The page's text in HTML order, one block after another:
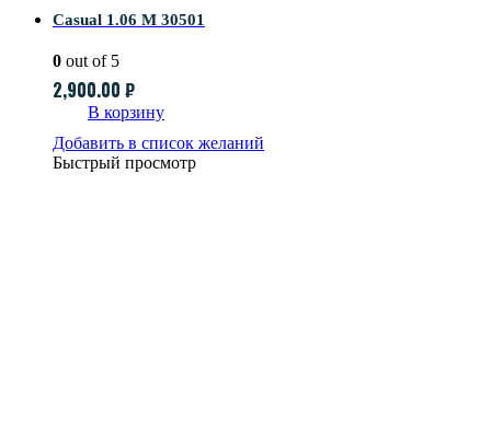
Casual 1.06 M 30501
0 out of 5
2,900.00 ₽
В корзину
Добавить в список желаний
Быстрый просмотр